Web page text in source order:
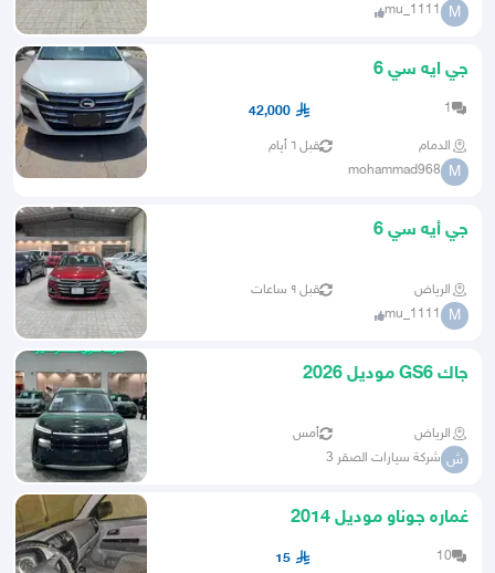
M
mu_1111
جي ايه سي 6
1
42,000
الدمام قبل ٦ أيام
M
mohammad968
جي أيه سي 6
الرياض قبل ٩ ساعات
M
mu_1111
جاك GS6 موديل 2026
الرياض أمس
ش شركة سيارات الصقر 3
غماره جوناو موديل 2014
10
15